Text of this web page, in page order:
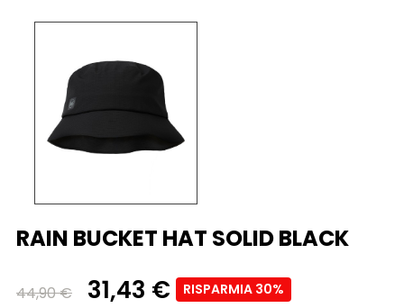
RAIN BUCKET HAT SOLID BLACK
44,90 € 31,43 € RISPARMIA 30%